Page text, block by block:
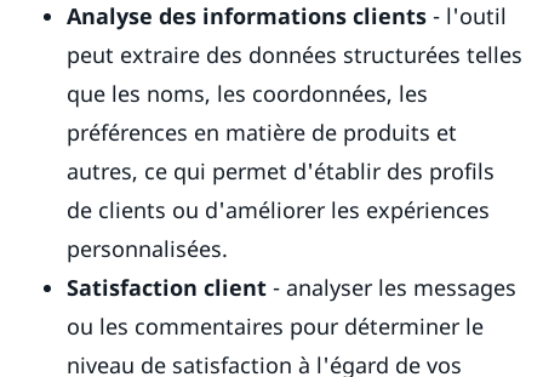
Analyse des informations clients - l'outil
peut extraire des données structurées telles
que les noms, les coordonnées, les
préférences en matière de produits et
autres, ce qui permet d'établir des profils
de clients ou d'améliorer les expériences
personnalisées.
Satisfaction client - analyser les messages
ou les commentaires pour déterminer le
niveau de satisfaction à l'égard de vos